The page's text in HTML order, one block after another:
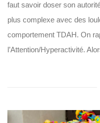
faut savoir doser son
plus complexe avec des
comportement TDAH. On
l’Attention/Hyperactivité.